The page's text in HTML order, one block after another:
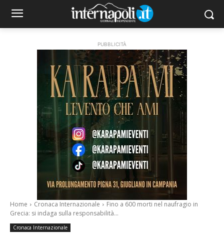
PUBBLICITÀ
Home Cronaca Internazionale
Fino a 600 morti nel naufragio in
Grecia: si indaga sulla responsabilità...
Cronaca Internazionale